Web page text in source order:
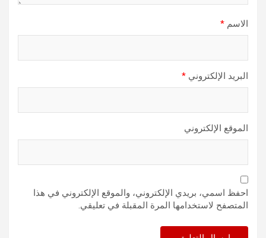
الاسم *
البريد الإلكتروني *
الموقع الإلكتروني
احفظ اسمي، بريدي الإلكتروني، والموقع الإلكتروني في هذا
المتصفح لاستخدامها المرة المقبلة في تعليقي.